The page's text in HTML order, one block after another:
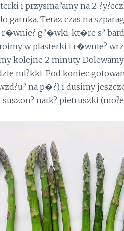
i przysma?amy na 2
garnka. Teraz czas na
g?�wki, kt�re s?
w plasterki i r�wnie?
kolejne 2 minuty.
mi?kki. Pod koniec
na p�?) i dusimy
natk? pietruszki (mo?e